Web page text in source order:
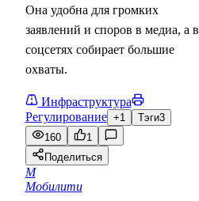
Она удобна для громких
заявлений и споров в медиа, а в
соцсетях собирает большие
охваты.
Инфраструктура
Регулирование +1 Тэги3
160
1
Поделиться
М
Мобилити